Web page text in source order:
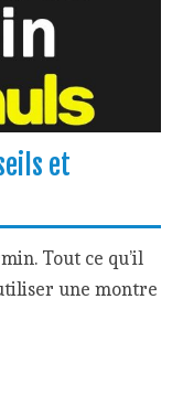
et
Tout ce qu’il
une montre